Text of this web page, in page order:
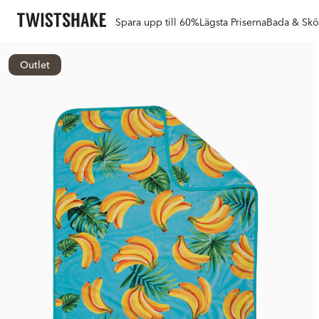
Spara upp till 60%Lägsta PrisernaBada &
Outlet